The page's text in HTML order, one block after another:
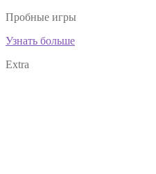
Пробные игры
Узнать больше
Extra